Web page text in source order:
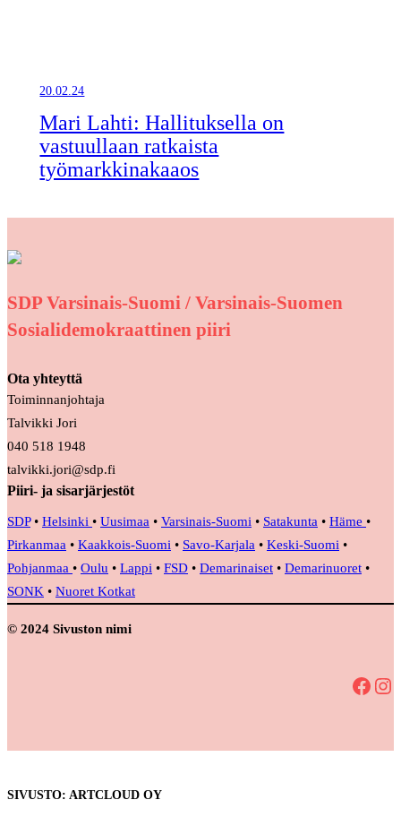
20.02.24
Mari Lahti: Hallituksella on
vastuullaan ratkaista
työmarkkinakaaos
SDP Varsinais-Suomi / Varsinais-Suomen
Sosialidemokraattinen piiri
Ota yhteyttä
Toiminnanjohtaja
Talvikki Jori
040 518 1948
talvikki.jori@sdp.fi
Piiri- ja sisarjärjestöt
SDP• Helsinki • Uusimaa • Varsinais-Suomi • Satakunta • Häme •
Pirkanmaa • Kaakkois-Suomi • Savo-Karjala • Keski-Suomi •
Pohjanmaa • Oulu • Lappi • FSD • Demarinaiset • Demarinuoret •
SONK • Nuoret Kotkat
© 2024 Sivuston nimi
Facebook Instagram
SIVUSTO: ARTCLOUD OY